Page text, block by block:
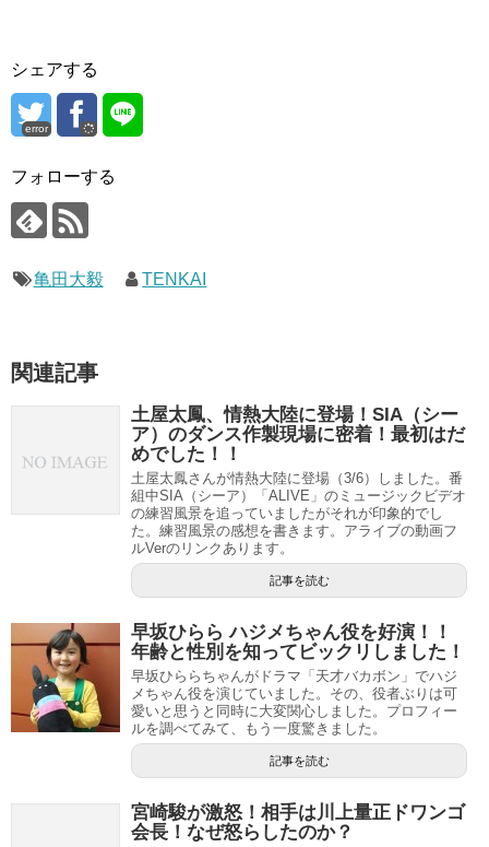
シェアする
error
フォローする
亀田大毅 TENKAI
関連記事
土屋太鳳、情熱大陸に登場！SIA（シー
ア）のダンス作製現場に密着！最初はだ
めでした！！
土屋太鳳さんが情熱大陸に登場（3/6）しました。番
組中SIA（シーア）「ALIVE」のミュージックビデオ
の練習風景を追っていましたがそれが印象的でし
た。練習風景の感想を書きます。アライブの動画フ
ルVerのリンクあります。
記事を読む
早坂ひらら ハジメちゃん役を好演！！
年齢と性別を知ってビックリしました！
早坂ひららちゃんがドラマ「天才バカボン」でハジ
メちゃん役を演じていました。その、役者ぶりは可
愛いと思うと同時に大変関心しました。プロフィー
ルを調べてみて、もう一度驚きました。
記事を読む
宮崎駿が激怒！相手は川上量正ドワンゴ
会長！なぜ怒らしたのか？